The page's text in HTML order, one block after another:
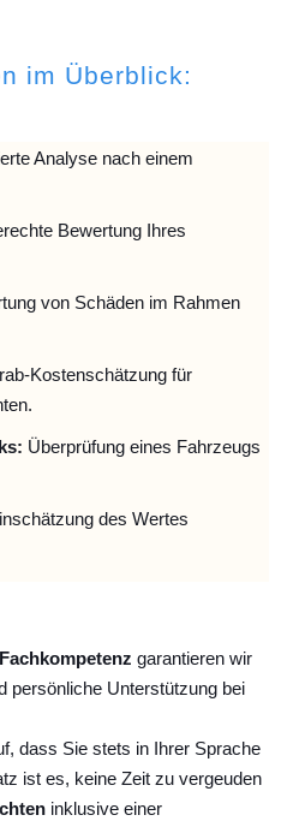
im Überblick:
Analyse nach einem
Bewertung Ihres
von Schäden im Rahmen
Kostenschätzung für
Überprüfung eines Fahrzeugs
des Wertes
Fachkompetenz garantieren wir
persönliche Unterstützung bei
dass Sie stets in Ihrer Sprache
ist es, keine Zeit zu vergeuden
inklusive einer